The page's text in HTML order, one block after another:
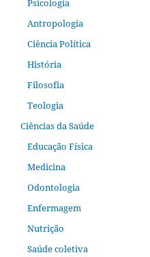
Psicologia
Antropologia
Ciência Política
História
Filosofia
Teologia
Ciências da Saúde
Educação Física
Medicina
Odontologia
Enfermagem
Nutrição
Saúde coletiva